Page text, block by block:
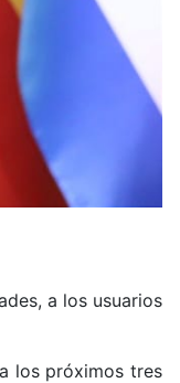
a los usuarios
los próximos tres